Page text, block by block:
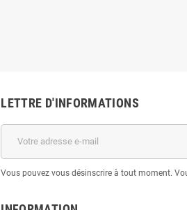
LETTRE D'INFORMATIONS
Vous pouvez vous désinscrire à tout moment.